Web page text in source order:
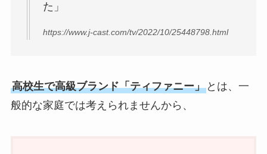
た」
https://www.j-cast.com/tv/2022/10/25448798.html
高校生で高級ブランド「ティファニー」とは、一
般的な家庭では考えられませんから、